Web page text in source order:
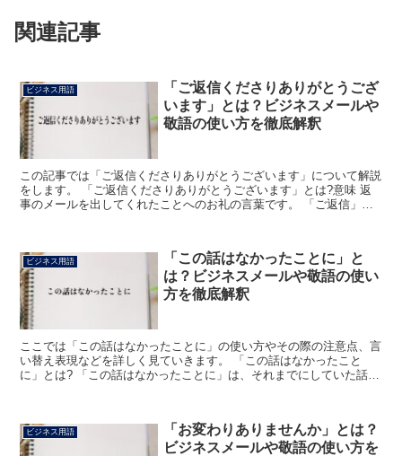
関連記事
ビジネス用語
「ご返信くださりありがとうござ
います」とは？ビジネスメールや
敬語の使い方を徹底解釈
この記事では「ご返信くださりありがとうございます」について解説
をします。 「ご返信くださりありがとうございます」とは?意味 返
事のメールを出してくれたことへのお礼の言葉です。 「ご返信」は
ビジネス用語
「この話はなかったことに」と
は？ビジネスメールや敬語の使い
方を徹底解釈
ここでは「この話はなかったことに」の使い方やその際の注意点、言
い替え表現などを詳しく見ていきます。 「この話はなかったこと
に」とは? 「この話はなかったことに」は、それまでにしていた話を
ビジネス用語
「お変わりありませんか」とは？
ビジネスメールや敬語の使い方を